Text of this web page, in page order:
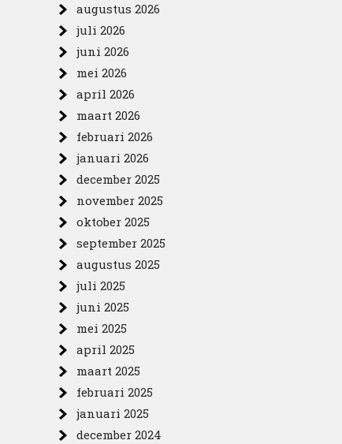
augustus 2026
juli 2026
juni 2026
mei 2026
april 2026
maart 2026
februari 2026
januari 2026
december 2025
november 2025
oktober 2025
september 2025
augustus 2025
juli 2025
juni 2025
mei 2025
april 2025
maart 2025
februari 2025
januari 2025
december 2024